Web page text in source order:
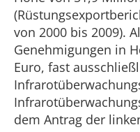
von 2000 bis 2009).
Genehmigungen in
Euro, fast
dem Antrag der